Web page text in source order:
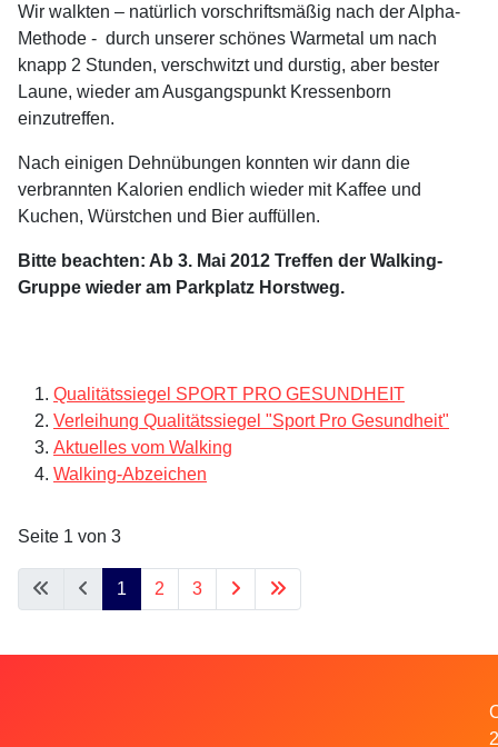
Wir walkten – natürlich vorschriftsmäßig nach der Alpha-
Methode - durch unserer schönes Warmetal um nach
knapp 2 Stunden, verschwitzt und durstig, aber bester
Laune, wieder am Ausgangspunkt Kressenborn
einzutreffen.
Nach einigen Dehnübungen konnten wir dann die
verbrannten Kalorien endlich wieder mit Kaffee und
Kuchen, Würstchen und Bier auffüllen.
Bitte beachten: Ab 3. Mai 2012 Treffen der Walking-
Gruppe wieder am Parkplatz Horstweg.
Qualitätssiegel SPORT PRO GESUNDHEIT
Verleihung Qualitätssiegel "Sport Pro Gesundheit"
Aktuelles vom Walking
Walking-Abzeichen
Seite 1 von 3
1 2 3